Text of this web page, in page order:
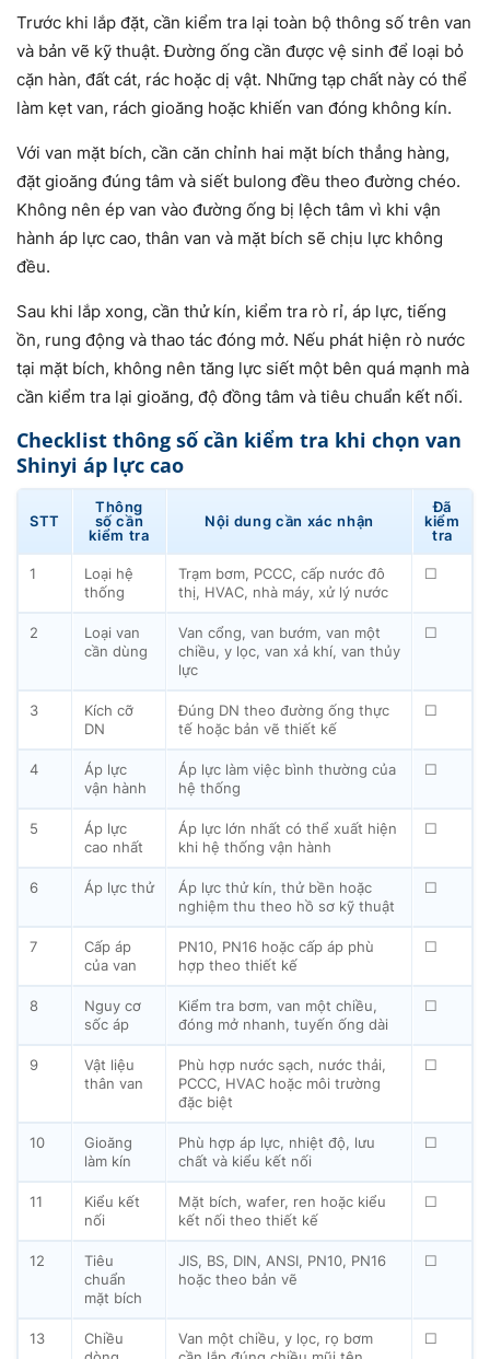
Trước khi lắp đặt, cần kiểm tra lại toàn bộ thông số trên van
và bản vẽ kỹ thuật. Đường ống cần được vệ sinh để loại bỏ
cặn hàn, đất cát, rác hoặc dị vật. Những tạp chất này có thể
làm kẹt van, rách gioăng hoặc khiến van đóng không kín.
Với van mặt bích, cần căn chỉnh hai mặt bích thẳng hàng,
đặt gioăng đúng tâm và siết bulong đều theo đường chéo.
Không nên ép van vào đường ống bị lệch tâm vì khi vận
hành áp lực cao, thân van và mặt bích sẽ chịu lực không
đều.
Sau khi lắp xong, cần thử kín, kiểm tra rò rỉ, áp lực, tiếng
ồn, rung động và thao tác đóng mở. Nếu phát hiện rò nước
tại mặt bích, không nên tăng lực siết một bên quá mạnh mà
cần kiểm tra lại gioăng, độ đồng tâm và tiêu chuẩn kết nối.
Checklist thông số cần kiểm tra khi chọn van
Shinyi áp lực cao
STT
Thông
số cần
kiểm tra
Nội dung cần xác nhận
Đã
kiểm
tra
1
Loại hệ
thống
Trạm bơm, PCCC, cấp nước đô
thị, HVAC, nhà máy, xử lý nước
☐
2
Loại van
cần dùng
Van cổng, van bướm, van một
chiều, y lọc, van xả khí, van thủy
lực
☐
3
Kích cỡ
DN
Đúng DN theo đường ống thực
tế hoặc bản vẽ thiết kế
☐
4
Áp lực
vận hành
Áp lực làm việc bình thường của
hệ thống
☐
5
Áp lực
cao nhất
Áp lực lớn nhất có thể xuất hiện
khi hệ thống vận hành
☐
6 Áp lực thử
Áp lực thử kín, thử bền hoặc
nghiệm thu theo hồ sơ kỹ thuật
☐
7
Cấp áp
của van
PN10, PN16 hoặc cấp áp phù
hợp theo thiết kế
☐
8
Nguy cơ
sốc áp
Kiểm tra bơm, van một chiều,
đóng mở nhanh, tuyến ống dài
☐
9
Vật liệu
thân van
Phù hợp nước sạch, nước thải,
PCCC, HVAC hoặc môi trường
đặc biệt
☐
10
Gioăng
làm kín
Phù hợp áp lực, nhiệt độ, lưu
chất và kiểu kết nối
☐
11
Kiểu kết
nối
Mặt bích, wafer, ren hoặc kiểu
kết nối theo thiết kế
☐
12
Tiêu
chuẩn
mặt bích
JIS, BS, DIN, ANSI, PN10, PN16
hoặc theo bản vẽ
☐
13
Chiều
Van một chiều, y lọc, rọ bơm
☐